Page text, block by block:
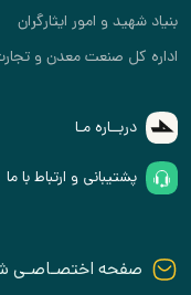
بنیاد شهید و امور ایثارگران
اداره کل صنعت معدن و
دربــاره مـا
پشتیبانی و ارتباط با ما
صفحه اختصـاصـی